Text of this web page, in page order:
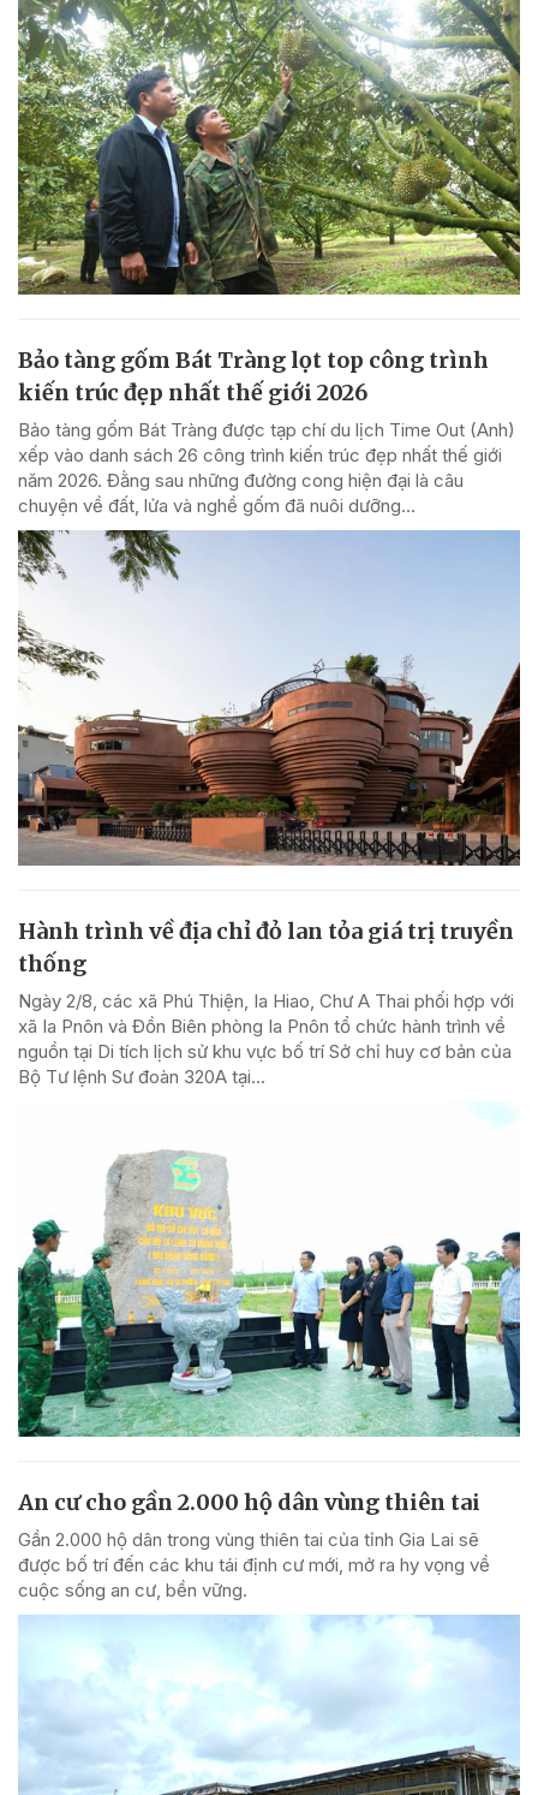
Bảo tàng gốm Bát Tràng lọt top công trình
kiến trúc đẹp nhất thế giới 2026
Bảo tàng gốm Bát Tràng được tạp chí du lịch Time Out (Anh)
xếp vào danh sách 26 công trình kiến trúc đẹp nhất thế giới
năm 2026. Đằng sau những đường cong hiện đại là câu
chuyện về đất, lửa và nghề gốm đã nuôi dưỡng...
Hành trình về địa chỉ đỏ lan tỏa giá trị truyền
thống
Ngày 2/8, các xã Phú Thiện, Ia Hiao, Chư A Thai phối hợp với
xã Ia Pnôn và Đồn Biên phòng Ia Pnôn tổ chức hành trình về
nguồn tại Di tích lịch sử khu vực bố trí Sở chỉ huy cơ bản của
Bộ Tư lệnh Sư đoàn 320A tại...
An cư cho gần 2.000 hộ dân vùng thiên tai
Gần 2.000 hộ dân trong vùng thiên tai của tỉnh Gia Lai sẽ
được bố trí đến các khu tái định cư mới, mở ra hy vọng về
cuộc sống an cư, bền vững.